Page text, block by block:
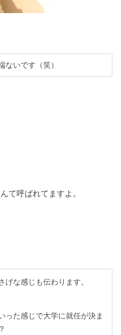
ないです（笑）
て呼ばれてますよ。
げな感じも伝わります。
った感じで大学に就任が決ま